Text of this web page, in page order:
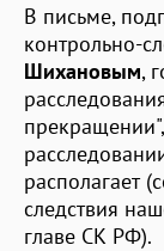
В письме,
контрольно-
Шихановым,
располагает
следствия
главе СК РФ).